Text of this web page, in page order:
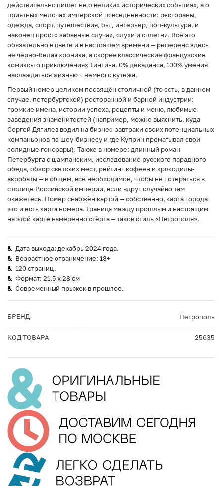
действительно пишет не о великих исторических событиях, а о
приятных мелочах имперской повседневности: рестораны,
одежда, спорт, путешествия, быт, интерьер, поп-культура, и
наконец просто забавные случаи, слухи и сплетни. Всё это
обязательно в цвете и в настоящем времени — референс здесь
не чёрно-белая хроника, а скорее классические французские
комиксы о приключениях Тинтина. 0% декаданса, 100% умения
наслаждаться жизнью + немного кутежа.
Первый номер целиком посвящён столичной (то есть, в данном
случае, петербургской) ресторанной и барной индустрии:
громкие имена, истории успеха, рецепты и меню, любимые
заведения знаменитостей (например, можно выяснить, куда
Сергей Дягилев водил на бизнес-завтраки своих потенциальных
компаньонов по шоу-бизнесу и где Куприн проматывал свои
солидные гонорары). Также в номере: длинный роман
Петербурга с шампанским, исследование русского парадного
обеда, обзор светских мест, рейтинг кофеен и крокодилы-
акробаты — в общем, всё необходимое, чтобы не потеряться в
столице Российской империи, если вдруг случайно там
окажетесь. Номер снабжён картой — собственно, карта города
это и есть карта номера. Граница между прошлым и настоящим
на этой карте намеренно стёрта — таков стиль «Петрополя».
Дата выхода: декабрь 2024 года.
Возрастное ограничение: 18+
120 страниц.
Формат: 21,5 х 28 см
Современный прыжок в прошлое.
БРЕНД Петрополь
КОД ТОВАРА 25635